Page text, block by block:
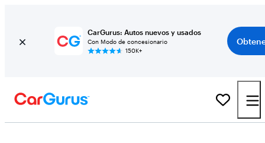
CarGurus: Autos nuevos y usados
Con Modo de concesionario
150K+